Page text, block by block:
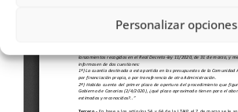
Personalizar opciones